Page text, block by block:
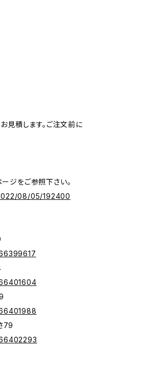
見積します。ご注文前に
ジをご参照下さい。
08/05/192400
79